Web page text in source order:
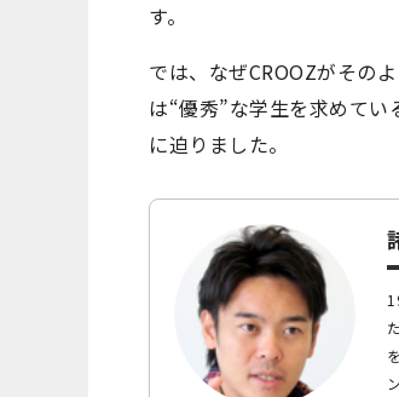
す。
では、なぜCROOZがその
は“優秀”な学生を求めて
に迫りました。